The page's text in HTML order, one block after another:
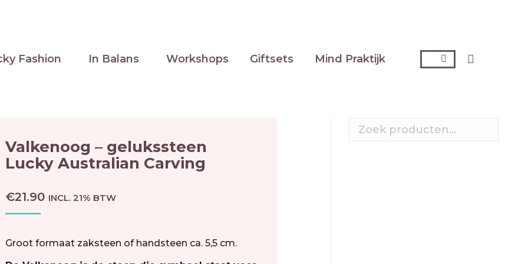
Fashion In Balans Workshops Giftsets Mind Praktijk
Valkenoog – gelukssteen
Lucky Australian Carving
€21.90 INCL. 21% BTW
Groot formaat zaksteen of handsteen ca. 5,5 cm.